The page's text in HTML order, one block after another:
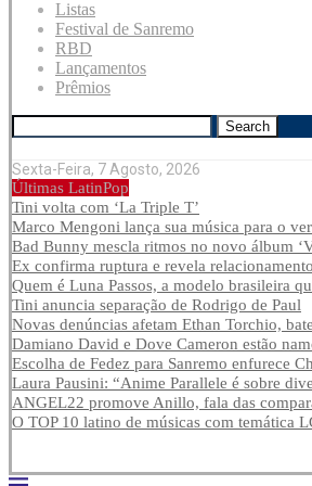
Listas
Festival de Sanremo
RBD
Lançamentos
Prêmios
Search
Sexta-Feira, 7 Agosto, 2026
Últimas LatinPop
Tini volta com ‘La Triple T’
Marco Mengoni lança sua música para o
Bad Bunny mescla ritmos no novo álbum
Ex confirma ruptura e revela
Quem é Luna Passos, a modelo brasileira
Tini anuncia separação de Rodrigo de Paul
Novas denúncias afetam Ethan Torchio,
Damiano David e Dove Cameron estão
Escolha de Fedez para Sanremo enfurece
Laura Pausini: “Anime Parallele é sobre
ANGEL22 promove Anillo, fala das
O TOP 10 latino de músicas com temática